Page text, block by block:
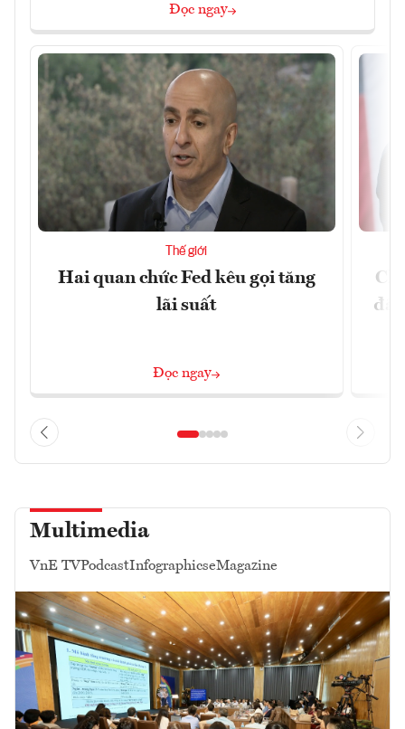
Đọc ngay
Thế giới
Hai quan chức Fed kêu gọi tăng
lãi suất
Đọc ngay
đã
Multimedia
VnE TVPodcastInfographicseMagazine